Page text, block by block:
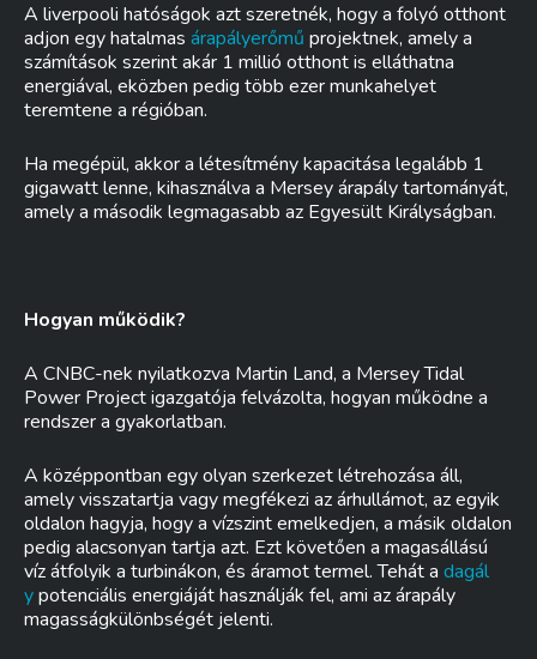
A liverpooli hatóságok azt szeretnék, hogy a folyó otthont
adjon egy hatalmas árapályerőmű projektnek, amely a
számítások szerint akár 1 millió otthont is elláthatna
energiával, eközben pedig több ezer munkahelyet
teremtene a régióban.
Ha megépül, akkor a létesítmény kapacitása legalább 1
gigawatt lenne, kihasználva a Mersey árapály tartományát,
amely a második legmagasabb az Egyesült Királyságban.
Hogyan működik?
A CNBC-nek nyilatkozva Martin Land, a Mersey Tidal
Power Project igazgatója felvázolta, hogyan működne a
rendszer a gyakorlatban.
A középpontban egy olyan szerkezet létrehozása áll,
amely visszatartja vagy megfékezi az árhullámot, az egyik
oldalon hagyja, hogy a vízszint emelkedjen, a másik oldalon
pedig alacsonyan tartja azt. Ezt követően a magasállású
víz átfolyik a turbinákon, és áramot termel. Tehát a dagál
ypotenciális energiáját használják fel, ami az árapály
magasságkülönbségét jelenti.